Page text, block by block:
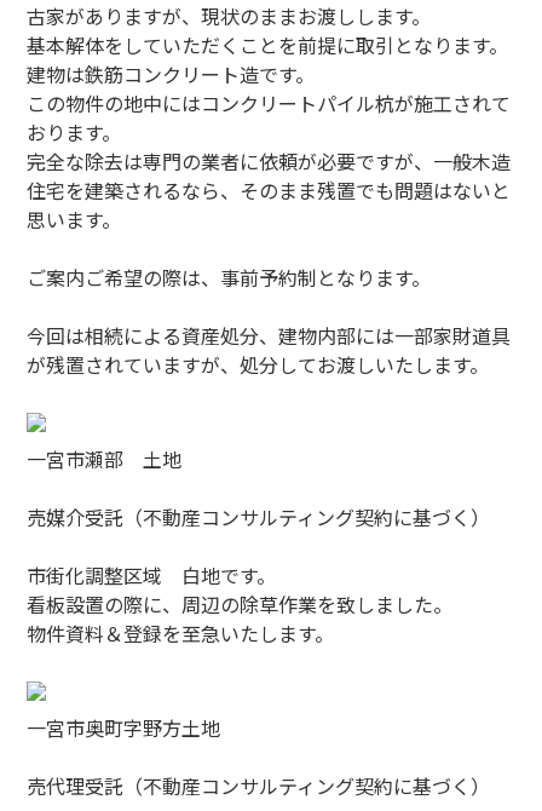
古家がありますが、現状のままお渡しします。
基本解体をしていただくことを前提に取引となります。
建物は鉄筋コンクリート造です。
この物件の地中にはコンクリートパイル杭が施工されて
おります。
完全な除去は専門の業者に依頼が必要ですが、一般木造
住宅を建築されるなら、そのまま残置でも問題はないと
思います。
ご案内ご希望の際は、事前予約制となります。
今回は相続による資産処分、建物内部には一部家財道具
が残置されていますが、処分してお渡しいたします。
一宮市瀬部 土地
売媒介受託（不動産コンサルティング契約に基づく）
市街化調整区域 白地です。
看板設置の際に、周辺の除草作業を致しました。
物件資料＆登録を至急いたします。
一宮市奥町字野方土地
売代理受託（不動産コンサルティング契約に基づく）